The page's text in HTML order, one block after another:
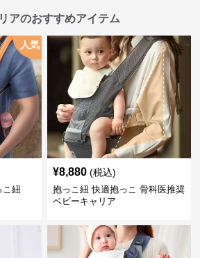
アのおすすめアイテム
人気
こ紐
¥8,880 (税込)
抱っこ紐 快適抱っこ 骨科医推奨
ベビーキャリア